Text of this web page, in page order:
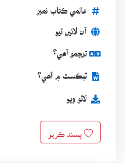
عالمي ڪتاب نمبر
آن لائين ٿيو
ترجمو آھي؟
ٽيڪسٽ ۾ آھي؟
لاٿو ويو
پسند ڪريو